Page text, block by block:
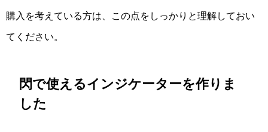
購入を考えている方は、この点をしっかりと理解しておい
てください。
閃で使えるインジケーターを作りま
した